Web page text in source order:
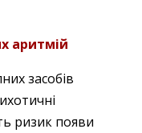
аритмій
засобів
ризик появи